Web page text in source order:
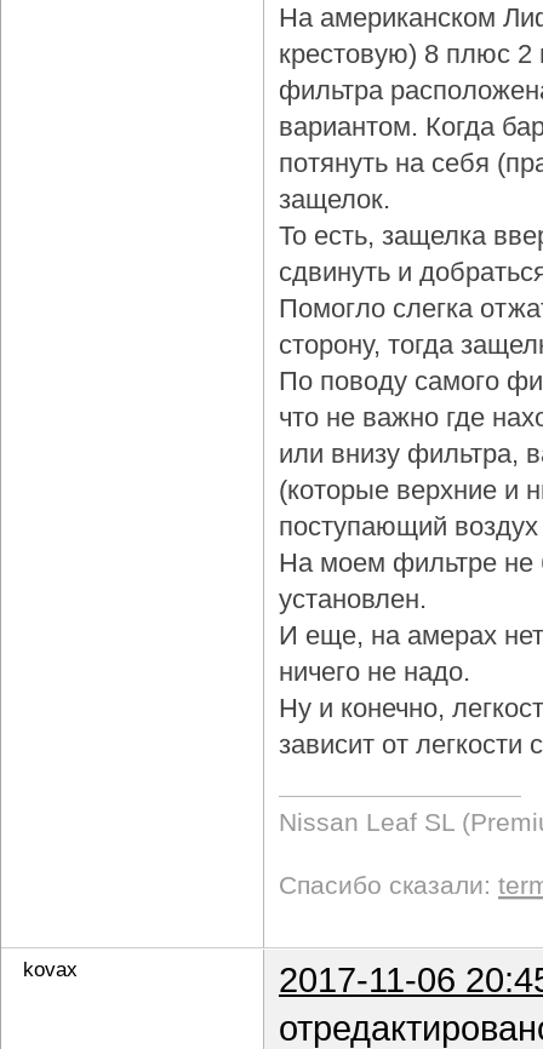
На американском
крестовую) 8 плюс 2
фильтра
вариантом. Когда
потянуть на себя
защелок.
То есть, защелка
сдвинуть и
Помогло слегка
сторону, тогда
По поводу самого
что не важно где
или внизу фильтра,
(которые верхние и
поступающий
На моем фильтре не
установлен.
И еще, на амерах
ничего не надо.
Ну и конечно,
зависит от
Nissan Leaf SL
Спасибо сказали:
kovax
2017-11-06